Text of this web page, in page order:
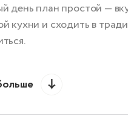
день план простой —
кухни и сходить в